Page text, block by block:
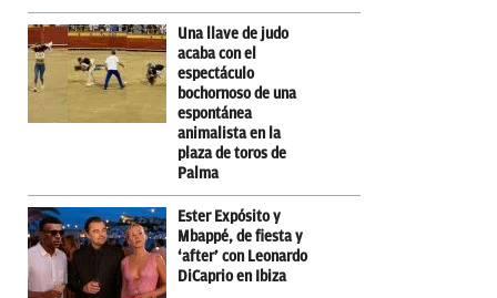
Una llave de judo
acaba con el
espectáculo
bochornoso de una
espontánea
animalista en la
plaza de toros de
Palma
Ester Expósito y
Mbappé, de fiesta y
‘after’ con Leonardo
DiCaprio en Ibiza